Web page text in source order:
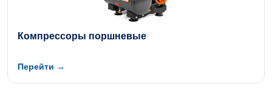
Компрессоры поршневые
Перейти →